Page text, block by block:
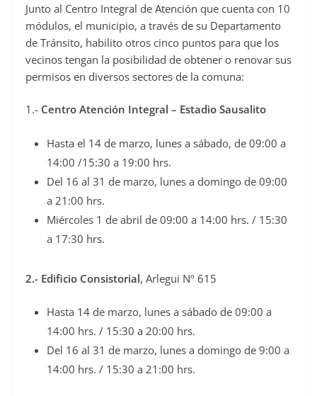
Junto al Centro Integral de Atención que cuenta con 10
módulos, el municipio, a través de su Departamento
de Tránsito, habilito otros cinco puntos para que los
vecinos tengan la posibilidad de obtener o renovar sus
permisos en diversos sectores de la comuna:
1.- Centro Atención Integral – Estadio Sausalito
Hasta el 14 de marzo, lunes a sábado, de 09:00 a
14:00 /15:30 a 19:00 hrs.
Del 16 al 31 de marzo, lunes a domingo de 09:00
a 21:00 hrs.
Miércoles 1 de abril de 09:00 a 14:00 hrs. / 15:30
a 17:30 hrs.
2.- Edificio Consistorial, Arlegui Nº 615
Hasta 14 de marzo, lunes a sábado de 09:00 a
14:00 hrs. / 15:30 a 20:00 hrs.
Del 16 al 31 de marzo, lunes a domingo de 9:00 a
14:00 hrs. / 15:30 a 21:00 hrs.